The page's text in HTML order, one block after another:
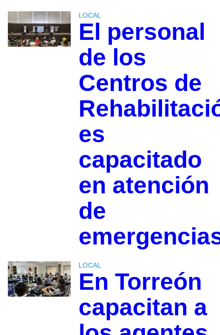
LOCAL
El personal
de los
Centros de
es
capacitado
en atención
de
LOCAL
En Torreón
capacitan a